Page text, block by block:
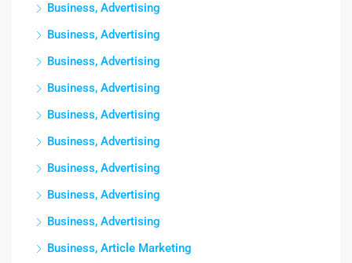
Business, Advertising
Business, Advertising
Business, Advertising
Business, Advertising
Business, Advertising
Business, Advertising
Business, Advertising
Business, Advertising
Business, Advertising
Business, Article Marketing